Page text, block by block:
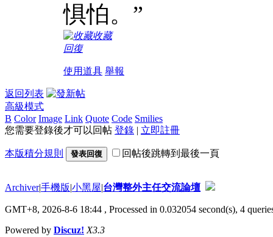
惧怕。”
收藏
回復
使用道具 舉報
返回列表
高級模式
B Color Image Link Quote Code Smilies
您需要登錄後才可以回帖 登錄 | 立即註冊
本版積分規則 發表回復 回帖後跳轉到最後一頁
Archiver|手機版|小黑屋|台灣整外主任交流論壇
GMT+8, 2026-8-6 18:44 , Processed in 0.032054 second(s), 4
Powered by Discuz! X3.3